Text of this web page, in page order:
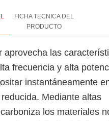
FICHA TECNICA DEL
PRODUCTO
aprovecha las
frecuencia y alta
instantáneamente
Mediante altas
los materiales